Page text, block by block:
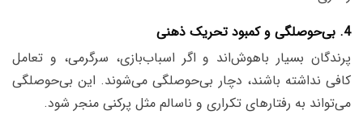
4. بی‌حوصلگی و کمبود تحریک ذهنی
پرندگان بسیار باهوش‌اند و اگر اسباب‌بازی، سرگرمی، و تعامل
کافی نداشته باشند، دچار بی‌حوصلگی می‌شوند. این بی‌حوصلگی
می‌تواند به رفتارهای تکراری و ناسالم مثل پرکنی منجر شود.